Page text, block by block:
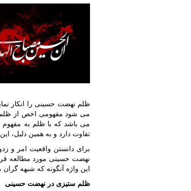
ظلم نهضت حسینی را انکار
می شود مفهومی اخص از ظلم
می باشد که با ظلم به
تفاوت دارد و به همین دلیل،
برای دانستن واقعیت امر و
نهضت حسینی مورد مطالعه
این واژه آنگونه که شبهه
ظلم ستیزی در نهضت حسینی